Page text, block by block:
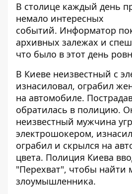
В столице каждый день
немало интересных
событий. Информатор
архивных залежах и
что было в этот день
В Киеве неизвестный с
изнасиловал, ограбил
на автомобиле.
обратилась в полицию.
неизвестный мужчина
электрошокером,
ограбил и скрылся на
цвета. Полиция Киева
"Перехват", чтобы найти
злоумышленника.